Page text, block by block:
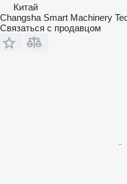
Китай
Changsha Smart Machinery
Связаться с продавцом